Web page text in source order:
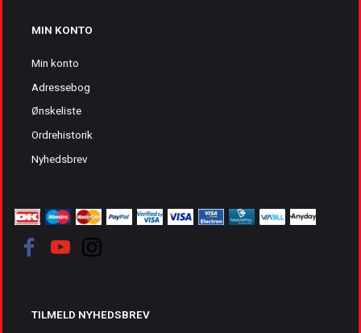
MIN KONTO
Min konto
Adressebog
Ønskeliste
Ordrehistorik
Nyhedsbrev
TILMELD NYHEDSBREV